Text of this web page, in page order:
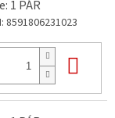
1 PÁR
8591806231023